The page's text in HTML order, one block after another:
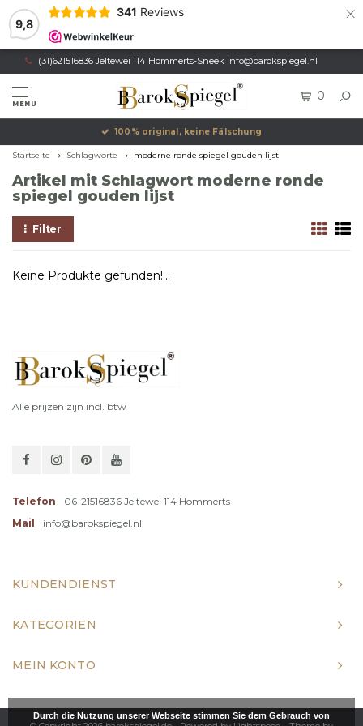
9,8
341 Reviews ×
(31)621516836 Jeltewei 114 Hommerts-Sneek info@barokspiegel.nl
MENU
0
100% original, keine Fälschung
Startseite Schlagworte moderne ronde spiegel gouden lijst
Artikel mit Schlagwort moderne ronde
spiegel gouden lijst
Filter
Keine Produkte gefunden!...
Alle prijzen zijn incl. btw
Telefon
06-21516836 Jeltewei 114 Hommerts
Mail
info@barokspiegel.nl
KUNDENDIENST
KATEGORIEN
MEIN KONTO
Durch die Nutzung unserer Webseite stimmen Sie dem Gebrauch von